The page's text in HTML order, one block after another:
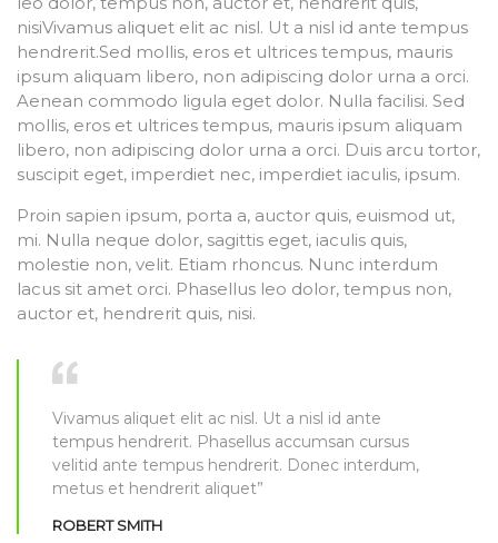
nisiVivamus aliquet elit ac nisl. Ut a nisl id ante tempus
hendrerit.Sed mollis, eros et ultrices tempus, mauris
ipsum aliquam libero, non adipiscing dolor urna a orci.
Aenean commodo ligula eget dolor. Nulla facilisi. Sed
mollis, eros et ultrices tempus, mauris ipsum aliquam
libero, non adipiscing dolor urna a orci. Duis arcu tortor,
suscipit eget, imperdiet nec, imperdiet iaculis, ipsum.
Proin sapien ipsum, porta a, auctor quis, euismod ut,
mi. Nulla neque dolor, sagittis eget, iaculis quis,
molestie non, velit. Etiam rhoncus. Nunc interdum
lacus sit amet orci. Phasellus leo dolor, tempus non,
auctor et, hendrerit quis, nisi.
Vivamus aliquet elit ac nisl. Ut a nisl id ante
tempus hendrerit. Phasellus accumsan cursus
velitid ante tempus hendrerit. Donec interdum,
metus et hendrerit aliquet”
ROBERT SMITH